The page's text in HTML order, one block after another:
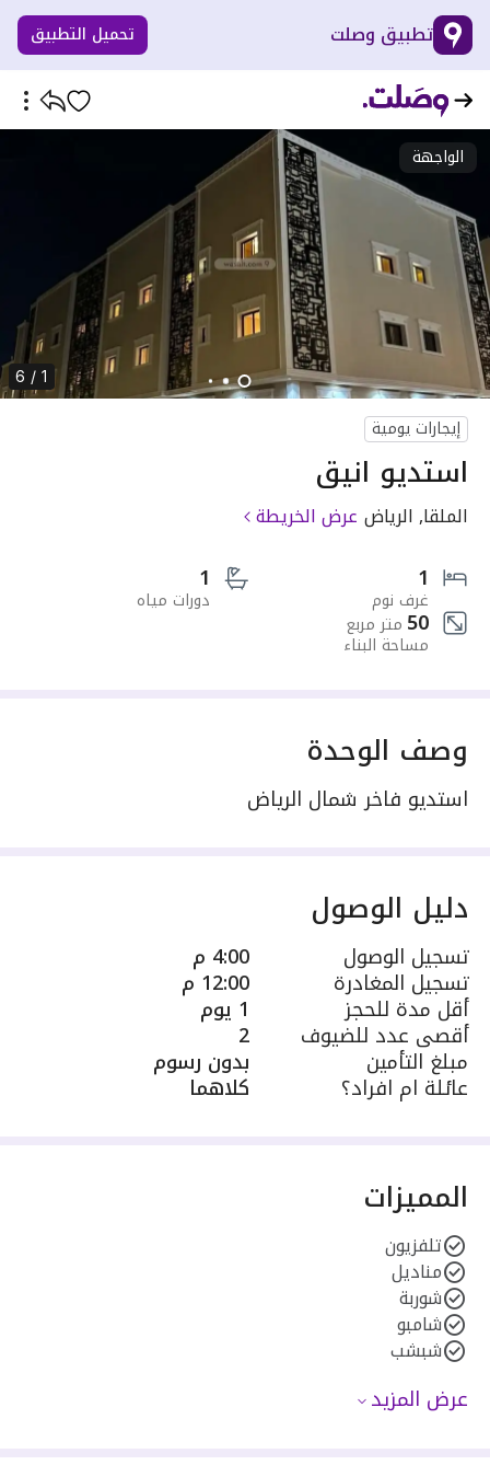
تطبيق وصلت تحميل التطبيق
الواجهة
1 / 6
إيجارات يومية
استديو انيق
الملقا, الرياض عرض الخريطة
1
غرف نوم
1
دورات مياه
50 متر مربع
مساحة البناء
وصف الوحدة
استديو فاخر شمال الرياض
دليل الوصول
تسجيل الوصول 4:00 م
تسجيل المغادرة 12:00 م
أقل مدة للحجز 1 يوم
أقصى عدد للضيوف 2
مبلغ التأمين بدون رسوم
عائلة ام افراد؟ كلاهما
المميزات
تلفزيون
مناديل
شوربة
شامبو
شبشب
عرض المزيد